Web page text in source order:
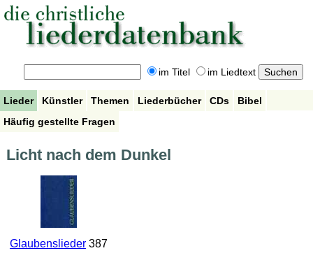
im Titel im Liedtext
Lieder Künstler Themen Liederbücher CDs
Bibel
Häufig gestellte Fragen
Licht nach dem Dunkel
Glaubenslieder387